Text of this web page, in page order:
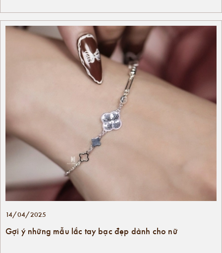
14/04/2025
Gợi ý những mẫu lắc tay bạc đẹp dành cho nữ